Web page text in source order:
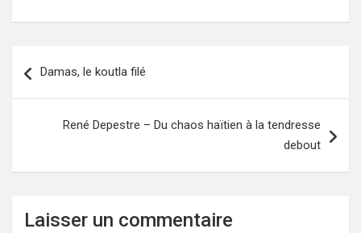
de
Damas, le koutla filé
René Depestre – Du chaos haïtien à la tendresse
debout
Laisser un commentaire